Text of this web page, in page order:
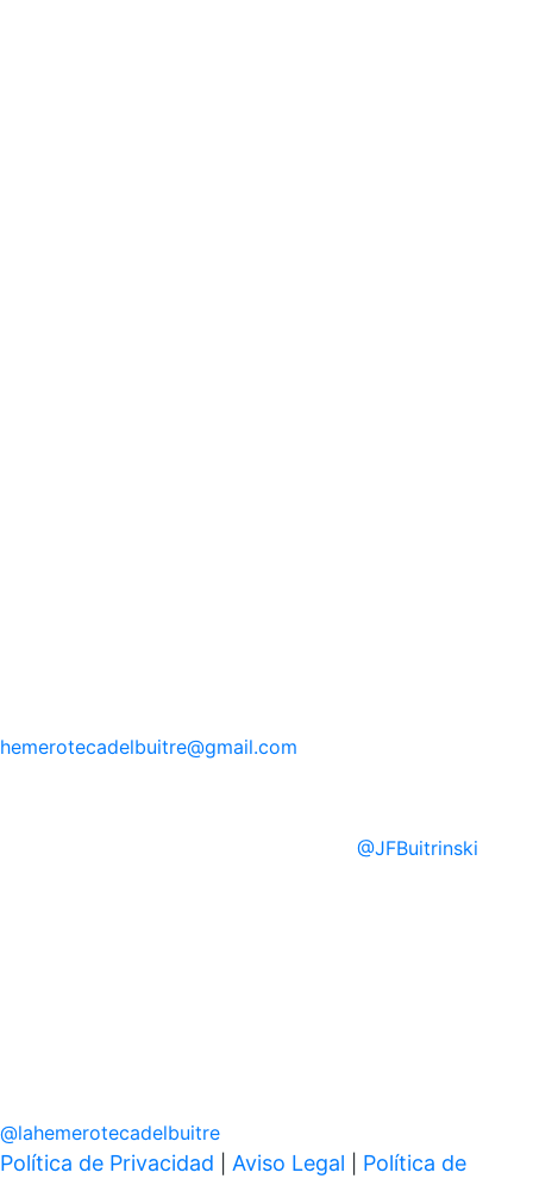
hemerotecadelbuitre@gmail.com
@JFBuitrinski
@lahemerotecadelbuitre
Política de Privacidad Aviso Legal
Política de